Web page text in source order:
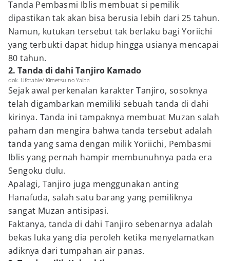
Tanda Pembasmi Iblis membuat si pemilik
dipastikan tak akan bisa berusia lebih dari 25 tahun.
Namun, kutukan tersebut tak berlaku bagi Yoriichi
yang terbukti dapat hidup hingga usianya mencapai
80 tahun.
2. Tanda di dahi Tanjiro Kamado
dok. Ufotable/ Kimetsu no Yaiba
Sejak awal perkenalan karakter Tanjiro, sosoknya
telah digambarkan memiliki sebuah tanda di dahi
kirinya. Tanda ini tampaknya membuat Muzan salah
paham dan mengira bahwa tanda tersebut adalah
tanda yang sama dengan milik Yoriichi, Pembasmi
Iblis yang pernah hampir membunuhnya pada era
Sengoku dulu.
Apalagi, Tanjiro juga menggunakan anting
Hanafuda, salah satu barang yang pemiliknya
sangat Muzan antisipasi.
Faktanya, tanda di dahi Tanjiro sebenarnya adalah
bekas luka yang dia peroleh ketika menyelamatkan
adiknya dari tumpahan air panas.